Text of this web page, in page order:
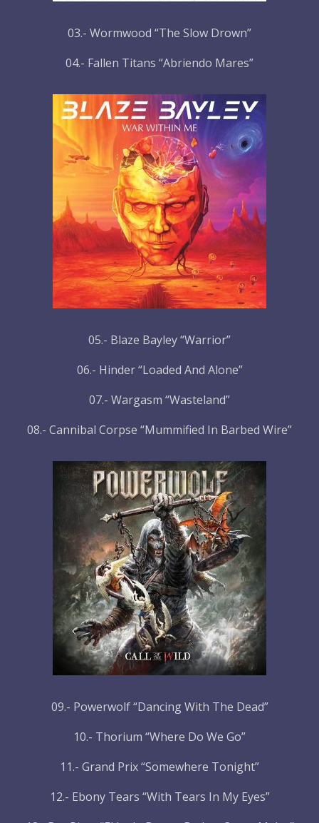
03.- Wormwood “The Slow Drown”
04.- Fallen Titans “Abriendo Mares”
05.- Blaze Bayley “Warrior”
06.- Hinder “Loaded And Alone”
07.- Wargasm “Wasteland”
08.- Cannibal Corpse “Mummified In Barbed Wire”
09.- Powerwolf “Dancing With The Dead”
10.- Thorium “Where Do We Go”
11.- Grand Prix “Somewhere Tonight”
12.- Ebony Tears “With Tears In My Eyes”